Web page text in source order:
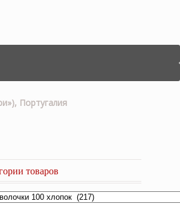
Португалия
товаров